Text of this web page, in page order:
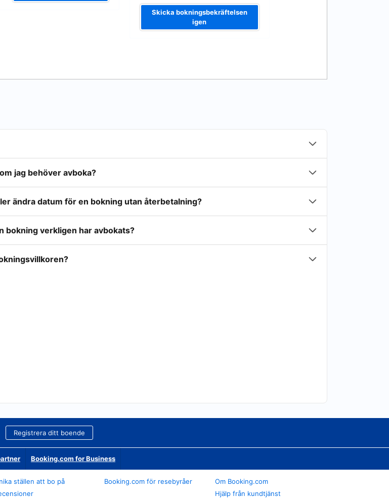
Skicka bokningsbekräftelsen
igen
jag behöver avboka?
ändra datum för en bokning utan återbetalning?
bokning verkligen har avbokats?
Registrera ditt boende
Booking.com for Business
ställen att bo på
Booking.com för resebyråer
Om Booking.com
Hjälp från kundtjänst